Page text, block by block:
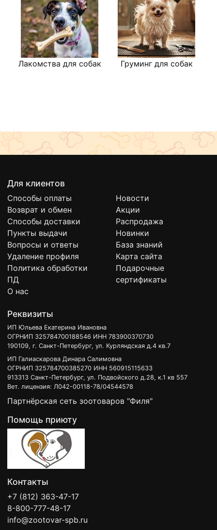
Лакомства для собак
Груминг для собак
Для клиентов
Способы оплаты
Возврат и обмен
Способы доставки
Пункты выдачи
Вопросы и ответы
Удаление профиля
Политика обработки
ПД
О нас
Новости
Акции
Распродажа
Новинки
База знаний
Карта сайта
Подарочные
сертификаты
Реквизиты
ИП Юльева Екатерина Ивановна
ОГРНИП 325784700188546 ИНН 783900370730
190109, г. Санкт-Петербург, ул. Курляндская д.4 кв.7
ИП Галиаскарова Динара Салимовна
ОГРНИП 325784700385270 ИНН 560915115633
913313 Санкт-Петербург, ул. Подвойского д.28, к.1 кв 557
Вет. лицензия: Л042-00118-78/04544578
Партнёрская сеть зоотоваров "Филя"
Помощь приюту
Контакты
+7 (812) 363-47-17
8-800-777-48-17
info@zootovar-spb.ru